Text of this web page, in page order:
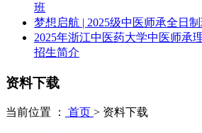
班
梦想启航 | 2025级中医师承全日
2025年浙江中医药大学中医师承
招生简介
资料下载
当前位置 ： 首页 > 资料下载